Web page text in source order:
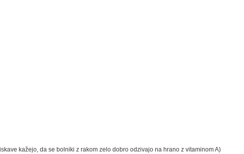
kažejo, da se bolniki z rakom zelo dobro odzivajo na hrano z vitaminom A)